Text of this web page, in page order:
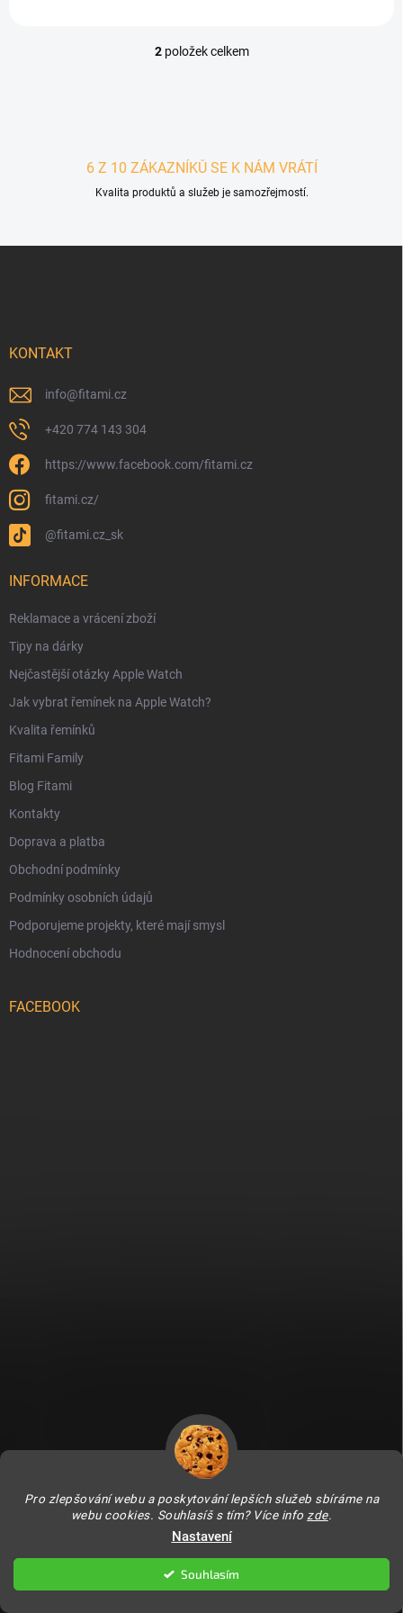
Pro zlepšování webu a poskytování lepších služeb sbíráme na
webu cookies. Souhlasíš s tím? Více info zde.
Nastavení
Souhlasím
Ovládací prvky výpisu
2položek celkem
6 Z 10 ZÁKAZNÍKŮ SE K NÁM VRÁTÍ
Kvalita produktů a služeb je samozřejmostí.
KONTAKT
info@fitami.cz
+420 774 143 304
https://www.facebook.com/fitami.cz
fitami.cz/
@fitami.cz_sk
INFORMACE
Reklamace a vrácení zboží
Tipy na dárky
Nejčastější otázky Apple Watch
Jak vybrat řemínek na Apple Watch?
Kvalita řemínků
Fitami Family
Blog Fitami
Kontakty
Doprava a platba
Obchodní podmínky
Podmínky osobních údajů
Podporujeme projekty, které mají smysl
Hodnocení obchodu
FACEBOOK
Fitami.sk Fitami.hu
. Všechna práva vyhrazena.
cookies